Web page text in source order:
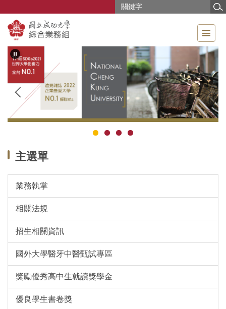
主
要
內
容
主選單
業務執掌
相關法規
招生相關資訊
國外大學醫牙中醫甄試專區
獎勵優秀高中生就讀獎學金
優良學生書卷獎